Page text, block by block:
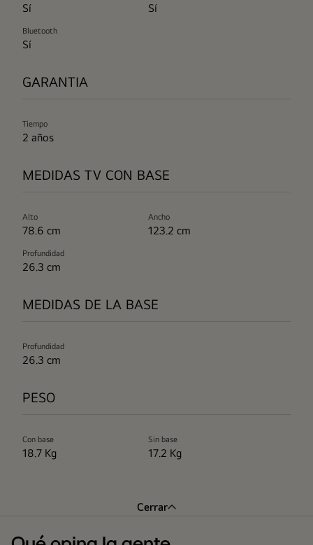
Sí Sí
Bluetooth
Sí
GARANTIA
Tiempo
2 años
MEDIDAS TV CON BASE
Alto
78.6 cm
Ancho
123.2 cm
Profundidad
26.3 cm
MEDIDAS DE LA BASE
Profundidad
26.3 cm
PESO
Con base
18.7 Kg
Sin base
17.2 Kg
Cerrar